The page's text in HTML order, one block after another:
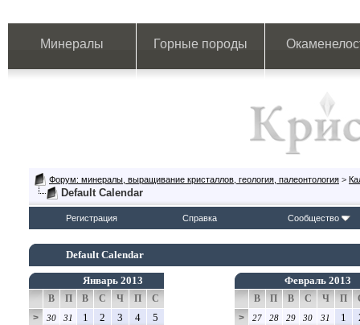
Минералы Горные породы
Форум: минералы, выращивание кристаллов, геология, палеонтология >
Default Calendar
Регистрация Справка Сообщество
Default Calendar
Январь 2013
В П В С Ч П
С
>
30 31 1 2 3 4 5
Февраль 2013
В П В С Ч П
>
27 28 29 30 31 1